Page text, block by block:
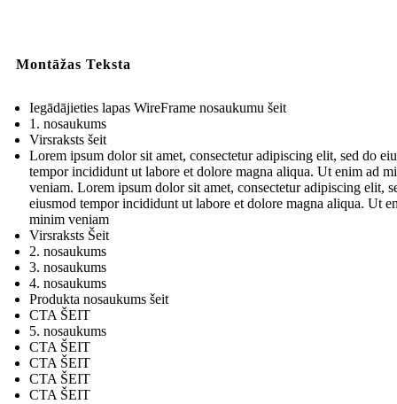
Montāžas Teksta
Iegādājieties lapas WireFrame nosaukumu šeit
1. nosaukums
Virsraksts šeit
Lorem ipsum dolor sit amet, consectetur adipiscing elit, sed do
tempor incididunt ut labore et dolore magna aliqua. Ut enim ad
veniam. Lorem ipsum dolor sit amet, consectetur adipiscing elit,
eiusmod tempor incididunt ut labore et dolore magna aliqua. Ut
minim veniam
Virsraksts Šeit
2. nosaukums
3. nosaukums
4. nosaukums
Produkta nosaukums šeit
CTA ŠEIT
5. nosaukums
CTA ŠEIT
CTA ŠEIT
CTA ŠEIT
CTA ŠEIT